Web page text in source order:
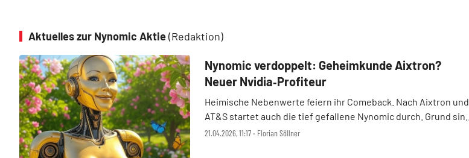
Aktuelles zur Nynomic Aktie(Redaktion)
21.04.2026, 11:17 ‧ Florian Söllner
Nynomic verdoppelt: Geheimkunde Aixtron?
Neuer Nvidia‑Profiteur
Heimische Nebenwerte feiern ihr Comeback. Nach Aixtron und
AT&S startet auch die tief gefallene Nynomic durch. Grund sind
neue Spekulationen aus den USA über eine Beteiligungsperle.